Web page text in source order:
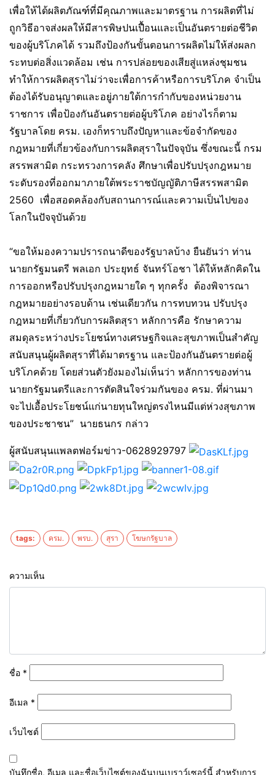
เพื่อให้ได้ผลิตภัณฑ์ที่มีคุณภาพและมาตรฐาน การผลิตที่ไม่
ถูกวิธีอาจส่งผลให้มีสารพิษปนเปื้อนและเป็นอันตรายต่อชีวิต
ของผู้บริโภคได้ รวมถึงป้องกันขั้นตอนการผลิตไม่ให้ส่งผลก
ระทบต่อสิ่งแวดล้อม เช่น การปล่อยของเสียสู่แหล่งชุมชน
ทำให้การผลิตสุราไม่ว่าจะเพื่อการค้าหรือการบริโภค จำเป็น
ต้องได้รับอนุญาตและอยู่ภายใต้การกำกับของหน่วยงาน
ราชการ เพื่อป้องกันอันตรายต่อผู้บริโภค อย่างไรก็ตาม
รัฐบาลโดย ครม. เองก็ทราบถึงปัญหาและข้อจำกัดของ
กฎหมายที่เกี่ยวข้องกับการผลิตสุราในปัจจุบัน ซึ่งขณะนี้ กรม
สรรพสามิต กระทรวงการคลัง ศึกษาเพื่อปรับปรุงกฎหมาย
ระดับรองที่ออกมาภายใต้พระราชบัญญัติภาษีสรรพสามิต
2560 เพื่อสอดคล้องกับสถานการณ์และความเป็นไปของ
โลกในปัจจุบันด้วย
“ขอให้มองความปรารถนาดีของรัฐบาลบ้าง ยืนยันว่า ท่าน
นายกรัฐมนตรี พลเอก ประยุทธ์ จันทร์โอชา ได้ให้หลักคิดใน
การออกหรือปรับปรุงกฎหมายใด ๆ ทุกครั้ง ต้องพิจารณา
กฎหมายอย่างรอบด้าน เช่นเดียวกัน การทบทวน ปรับปรุง
กฎหมายที่เกี่ยวกับการผลิตสุรา หลักการคือ รักษาความ
สมดุลระหว่างประโยชน์ทางเศรษฐกิจและสุขภาพเป็นสำคัญ
สนับสนุนผู้ผลิตสุราที่ได้มาตรฐาน และป้องกันอันตรายต่อผู้
บริโภคด้วย โดยส่วนตัวยังมองไม่เห็นว่า หลักการของท่าน
นายกรัฐมนตรีและการตัดสินใจร่วมกันของ ครม. ที่ผ่านมา
จะไปเอื้อประโยชน์แก่นายทุนใหญ่ตรงไหนมีแต่ห่วงสุขภาพ
ของประชาชน” นายธนกร กล่าว
ผู้สนับสนุนแพลตฟอร์มข่าว-0628929797
tags: ครม. พรบ. สุรา โฆษกรัฐบาล
ความเห็น
ชื่อ *
อีเมล *
เว็บไซต์
บันทึกชื่อ, อีเมล และชื่อเว็บไซต์ของฉันบนเบราว์เซอร์นี้ สำหรับการ